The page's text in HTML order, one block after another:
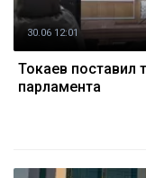
30.06 12:01
Токаев поставил
парламента